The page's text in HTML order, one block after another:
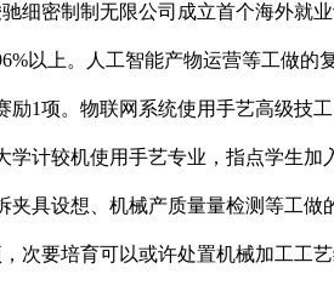
细密制制无限公司成立首个海外就
以上。人工智能产物运营等工做
1项。物联网系统使用手艺高级技
计较机使用手艺专业，指点学生
具设想、机械产质量量检测等工
次要培育可以或许处置机械加工